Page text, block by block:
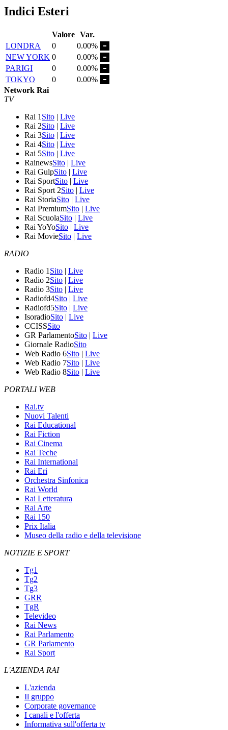
Indici Esteri
Valore Var.
LONDRA
0
0.00%
NEW YORK 0
0.00%
PARIGI
0
0.00%
TOKYO
0
0.00%
Network Rai
TV
Rai 1 Sito | Live
Rai 2Sito | Live
Rai 3Sito | Live
Rai 4Sito | Live
Rai 5Sito | Live
RainewsSito | Live
Rai GulpSito | Live
Rai SportSito | Live
Rai Sport 2Sito | Live
Rai StoriaSito | Live
Rai PremiumSito | Live
Rai ScuolaSito | Live
Rai YoYoSito | Live
Rai MovieSito | Live
RADIO
Radio 1 Sito | Live
Radio 2Sito | Live
Radio 3Sito | Live
Radiofd4Sito | Live
Radiofd5Sito | Live
IsoradioSito | Live
CCISSSito
GR ParlamentoSito | Live
Giornale RadioSito
Web Radio 6Sito | Live
Web Radio 7Sito | Live
Web Radio 8Sito | Live
PORTALI WEB
Rai.tv
Nuovi Talenti
Rai Educational
Rai Fiction
Rai Cinema
Rai Teche
Rai International
Rai Eri
Orchestra Sinfonica
Rai World
Rai Letteratura
Rai Arte
Rai 150
Prix Italia
Museo della radio e della televisione
NOTIZIE E SPORT
Tg1
Tg2
Tg3
GRR
TgR
Televideo
Rai News
Rai Parlamento
GR Parlamento
Rai Sport
L'AZIENDA RAI
L'azienda
Il gruppo
Corporate governance
I canali e l'offerta
Informativa sull'offerta tv